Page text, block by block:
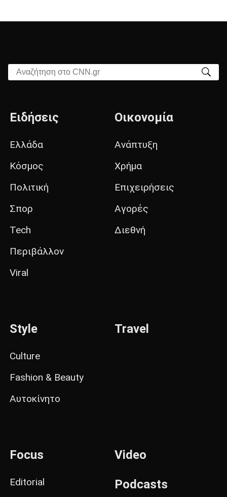
Αναζήτηση στο CNN.gr
Ειδήσεις
Ελλάδα
Κόσμος
Πολιτική
Σπορ
Tech
Περιβάλλον
Viral
Οικονομία
Ανάπτυξη
Χρήμα
Επιχειρήσεις
Αγορές
Διεθνή
Style
Culture
Fashion & Beauty
Αυτοκίνητο
Travel
Focus
Editorial
Video
Podcasts